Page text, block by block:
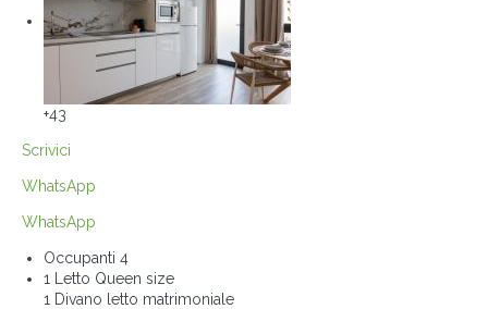
+43
Scrivici
WhatsApp
WhatsApp
Occupanti 4
1 Letto Queen size
1 Divano letto matrimoniale